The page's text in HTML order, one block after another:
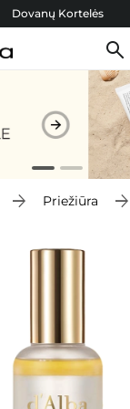
Dovanų Kortelės
lojalumo programa
Dovanų Kortelės
Priežiūra